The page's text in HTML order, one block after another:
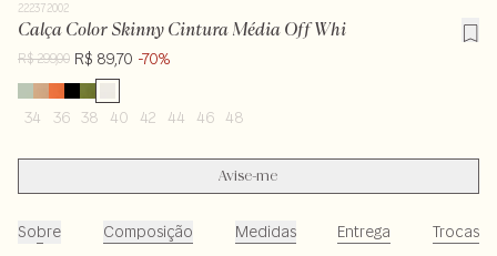
222372002
Calça Color Skinny Cintura Média Off Whi
R$ 299,00 R$ 89,70 -70%
34 36 38 40 42 44 46 48
Avise-me
Sobre Composição Medidas Entrega Trocas